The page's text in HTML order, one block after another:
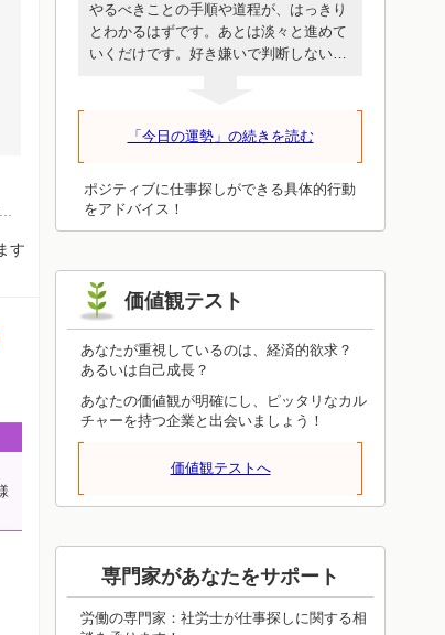
す
やるべきことの手順や道程が、はっきり
とわかるはずです。あとは淡々と進めて
いくだけです。好き嫌いで判断しないで
ことが必ず役立ちます。眺めるだけでは
ければ得られないものです。今日は体験
することを重視してみてください。上手
くいったかどうかは、いずれ見えてきま
功しても失敗しても、周りへの感謝を忘
れないようにしてください。
「今日の運勢」の続きを読む
ポジティブに仕事探しができる具体的行動
をアドバイス！
価値観テスト
あなたが重視しているのは、経済的欲求？
あるいは自己成長？
あなたの価値観が明確にし、ピッタリなカル
チャーを持つ企業と出会いましょう！
価値観テストへ
専門家があなたをサポート
労働の専門家：社労士が仕事探しに関する相